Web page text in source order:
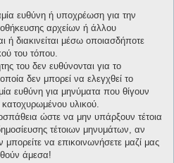
ευθύνη ή υποχρέωση για την
αρχείων ή άλλου
ή διακινείται μέσω οποιασδήποτε
του τόπου.
του δεν ευθύνονται για το
δεν μπορεί να ελεγχθεί το
ευθύνη για μηνύματα που θίγουν
υλικού.
ώστε να μην υπάρξουν τέτοια
τέτοιων μηνυμάτων, αν
να επικοινωνήσετε μαζί μας
άμεσα!